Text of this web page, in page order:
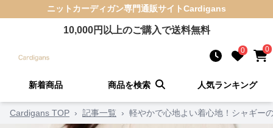
ニットカーディガン専門通販サイトCardigans
10,000円以上のご購入で送料無料
0 0
新着商品 商品を検索 人気ランキング
Cardigans TOP › 記事一覧 › 軽やかで心地よい着心地！シャギー